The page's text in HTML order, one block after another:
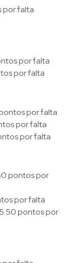
por falta
por falta
por falta
por falta
por falta
por falta
pontos por
por falta
pontos por